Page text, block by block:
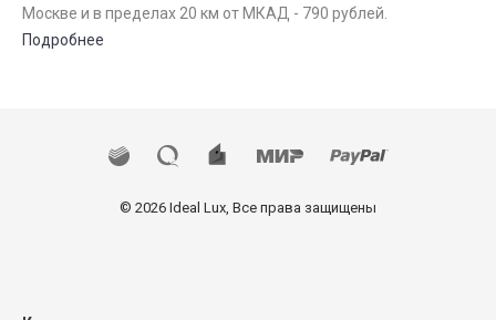
Москве и в пределах 20 км от МКАД - 790 рублей.
Подробнее
© 2026 Ideal Lux, Все права защищены